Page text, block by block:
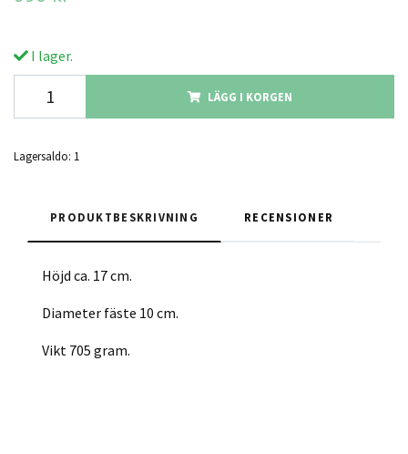
I lager.
LÄGG I KORGEN
Lagersaldo: 1
PRODUKTBESKRIVNING RECENSIONER
Höjd ca. 17 cm.
Diameter fäste 10 cm.
Vikt 705 gram.